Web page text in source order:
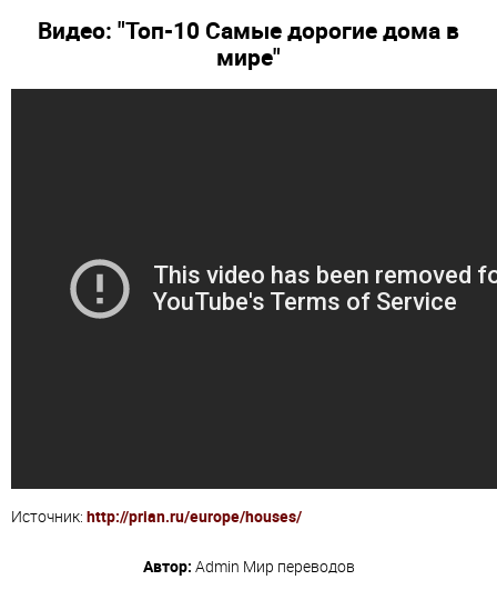
Видео: "Топ-10 Самые дорогие дома в
мире"
Источник: http://prian.ru/europe/houses/
Автор: Admin Мир переводов